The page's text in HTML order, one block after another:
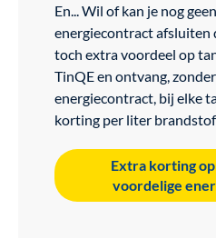
En... Wil of kan je nog
energiecontract afsluiten
toch extra voordeel op
TinQE en ontvang,
energiecontract, bij elke
korting per liter brandstof
Extra korting
voordelige